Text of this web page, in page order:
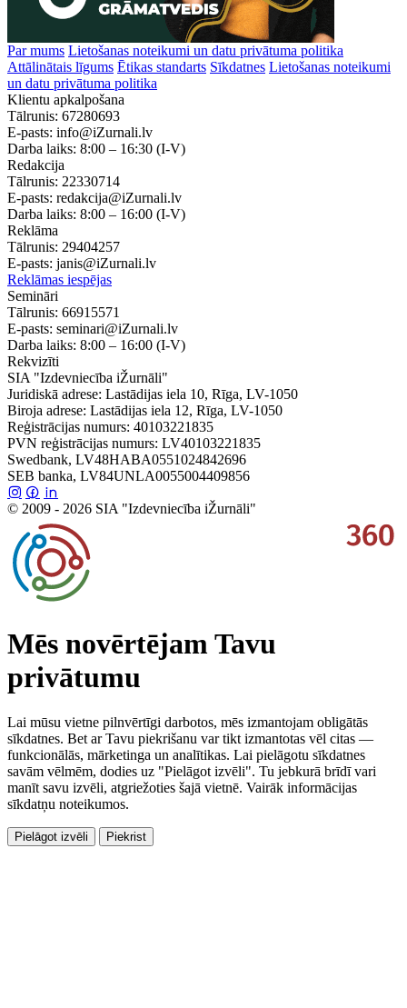
Par mums Lietošanas noteikumi un datu privātuma politika
Attālinātais līgums Ētikas standarts Sīkdatnes Lietošanas noteikumi
un datu privātuma politika
Klientu apkalpošana
Tālrunis: 67280693
E-pasts: info@iZurnali.lv
Darba laiks: 8:00 – 16:30 (I-V)
Redakcija
Tālrunis: 22330714
E-pasts: redakcija@iZurnali.lv
Darba laiks: 8:00 – 16:00 (I-V)
Reklāma
Tālrunis: 29404257
E-pasts: janis@iZurnali.lv
Reklāmas iespējas
Semināri
Tālrunis: 66915571
E-pasts: seminari@iZurnali.lv
Darba laiks: 8:00 – 16:00 (I-V)
Rekvizīti
SIA "Izdevniecība iŽurnāli"
Juridiskā adrese: Lastādijas iela 10, Rīga, LV-1050
Biroja adrese: Lastādijas iela 12, Rīga, LV-1050
Reģistrācijas numurs: 40103221835
PVN reģistrācijas numurs: LV40103221835
Swedbank, LV48HABA0551024842696
SEB banka, LV84UNLA0055004409856
© 2009 - 2026 SIA "Izdevniecība iŽurnāli"
Mēs novērtējam Tavu
privātumu
Lai mūsu vietne pilnvērtīgi darbotos, mēs izmantojam obligātās
sīkdatnes. Bet ar Tavu piekrišanu var tikt izmantotas vēl citas —
funkcionālās, mārketinga un analītikas. Lai pielāgotu sīkdatnes
savām vēlmēm, dodies uz "Pielāgot izvēli". Tu jebkurā brīdī vari
manīt savu izvēli, atgriežoties šajā vietnē. Vairāk informācijas
sīkdatņu noteikumos.
Pielāgot izvēli Piekrist